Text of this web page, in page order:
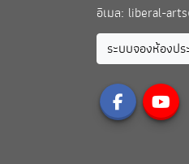
อีเมล: liberal-
ระบบจองห้องปร